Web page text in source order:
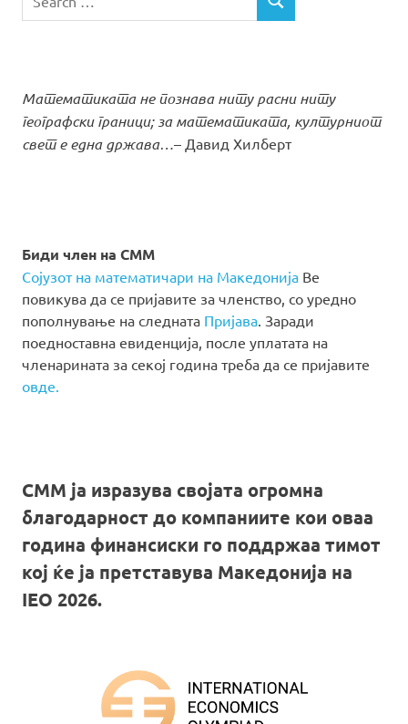
SEARCH
Математиката не познава ниту расни ниту
географски граници; за математиката, културниот
свет е една држава…– Давид Хилберт
Биди член на СММ
Сојузот на математичари на Македонија Ве
повикува да се пријавите за членство, со уредно
пополнување на следната Пријава . Заради
поедноставна евиденција, после уплатата на
членарината за секој година треба да се пријавите
овде.
СММ ја изразува својата огромна
благодарност до компаниите кои оваа
година финансиски го поддржаа тимот
кој ќе ја претставува Македонија на
IEO 2026.